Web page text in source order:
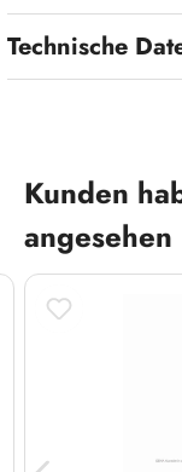
Technische
Produktgalerie
Kunden
angesehen